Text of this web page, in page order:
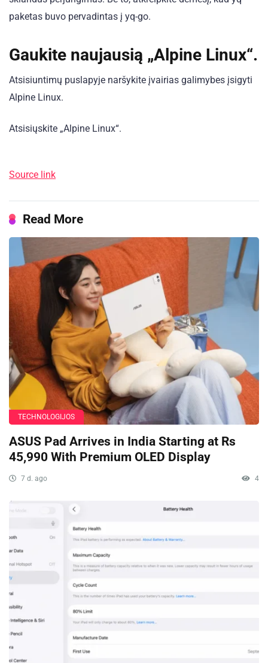
paketas buvo pervadintas į yq-go.
Gaukite naujausią „Alpine Linux“.
Atsisiuntimų puslapyje naršykite įvairias galimybes įsigyti
Alpine Linux.
Atsisiųskite „Alpine Linux“.
Source link
Read More
TECHNOLOGIJOS
ASUS Pad Arrives in India Starting at Rs
45,990 With Premium OLED Display
7 d. ago 4